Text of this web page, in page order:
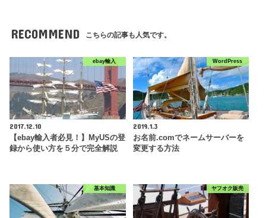
RECOMMEND こちらの記事も人気です。
ebay輸入
2017.12.10
【ebay輸入者必見！】MyUSの登
録から使い方を５分で完全解説
WordPress
2019.1.3
お名前.comでネームサーバーを
変更する方法
基本知識 ヤフオク販売